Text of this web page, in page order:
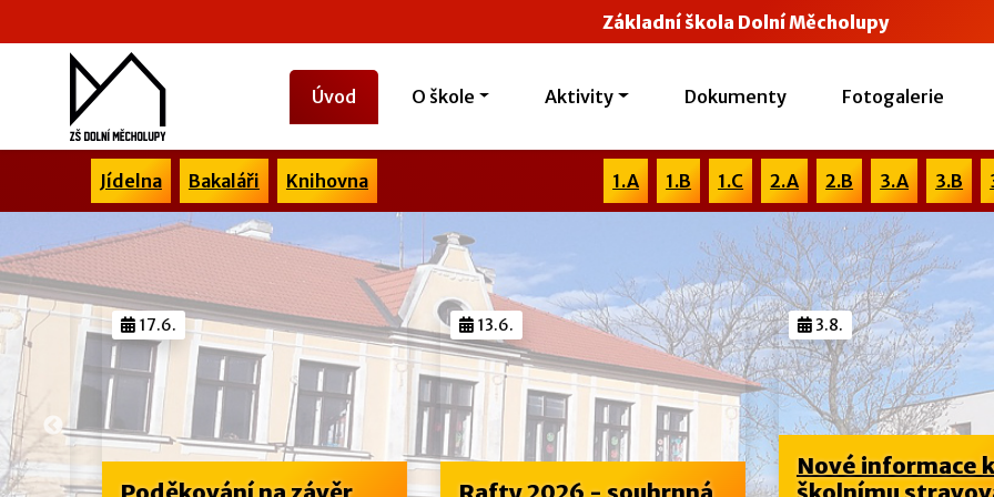
Základní škola Dolní Měcholupy
Úvod O škole Aktivity Dokumenty Fotogalerie
1.A 1.B 1.C 2.A 2.B 3.A 3.B
Jídelna Bakaláři Knihovna
15 17.6. 13.6.
Nové informace ke
3.8.